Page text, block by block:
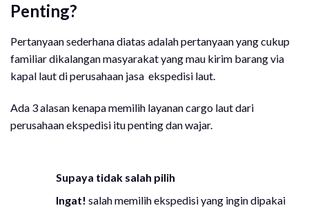
Penting?
Pertanyaan sederhana diatas adalah pertanyaan yang cukup
familiar dikalangan masyarakat yang mau kirim barang via
kapal laut di perusahaan jasa ekspedisi laut.
Ada 3 alasan kenapa memilih layanan cargo laut dari
perusahaan ekspedisi itu penting dan wajar.
Supaya tidak salah pilih
Ingat! salah memilih ekspedisi yang ingin dipakai